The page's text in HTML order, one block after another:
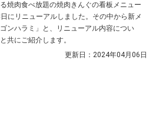
焼肉食べ放題の焼肉きんぐの看板メニュー
にリニューアルしました。その中から新メ
ンハラミ」と、リニューアル内容につい
共にご紹介します。
更新日： 2024年04月06日